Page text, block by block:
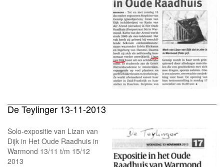
De Teylinger 13-11-2013
Solo-expositie van Lizan van
Dijk in Het Oude Raadhuis in
Warmond 13/11 t/m 15/12
2013